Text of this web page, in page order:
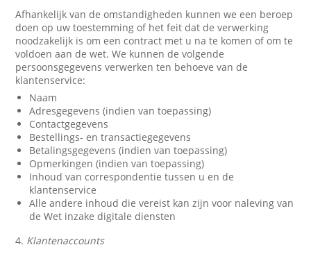
Afhankelijk van de omstandigheden kunnen we een beroep
doen op uw toestemming of het feit dat de verwerking
noodzakelijk is om een contract met u na te komen of om te
voldoen aan de wet. We kunnen de volgende
persoonsgegevens verwerken ten behoeve van de
klantenservice:
Naam
Adresgegevens (indien van toepassing)
Contactgegevens
Bestellings- en transactiegegevens
Betalingsgegevens (indien van toepassing)
Opmerkingen (indien van toepassing)
Inhoud van correspondentie tussen u en de
klantenservice
Alle andere inhoud die vereist kan zijn voor naleving van
de Wet inzake digitale diensten
4. Klantenaccounts